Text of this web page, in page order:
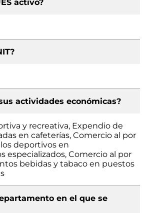
activo?
actividades económicas?
y recreativa, Expendio de
en cafeterías, Comercio al por
deportivos en
especializados, Comercio al por
bebidas y tabaco en puestos
en el que se